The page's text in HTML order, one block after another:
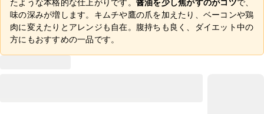
たような本格的な仕上がりです。 醤油を少し焦がすのがコツで、
味の深みが増します。キムチや鷹の爪を加えたり、ベーコンや鶏
肉に変えたりとアレンジも自在。腹持ちも良く、ダイエット中の
方にもおすすめの一品です。